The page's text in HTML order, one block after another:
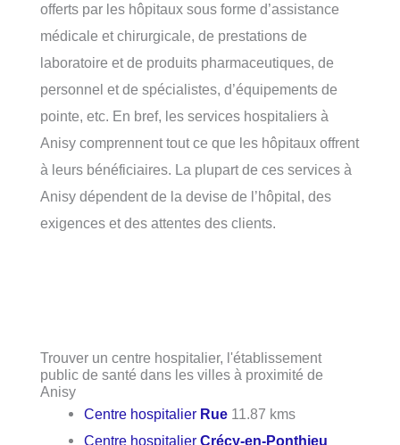
offerts par les hôpitaux sous forme d’assistance
médicale et chirurgicale, de prestations de
laboratoire et de produits pharmaceutiques, de
personnel et de spécialistes, d’équipements de
pointe, etc. En bref, les services hospitaliers à
Anisy comprennent tout ce que les hôpitaux offrent
à leurs bénéficiaires. La plupart de ces services à
Anisy dépendent de la devise de l’hôpital, des
exigences et des attentes des clients.
Trouver un centre hospitalier, l'établissement
public de santé dans les villes à proximité de
Anisy
Centre hospitalier Rue 11.87 kms
Centre hospitalierCrécy-en-Ponthieu